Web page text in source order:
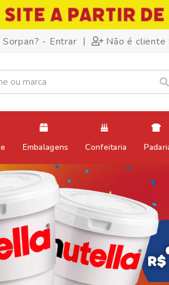
- Entrar | Não é cliente
Embalagens Confeitaria